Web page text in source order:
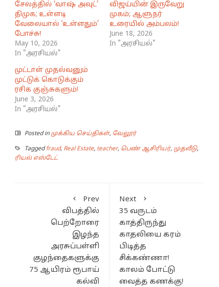
சேலத்தில் ‘வாஷ் அவுட்’
திமுக; உள்ளடி
வேலையால் ‘உள்ளதும்’
போச்சு!
May 10, 2026
In "அரசியல்"
விஜய்யின் இருவேறு
முகம்; ஆளுநர்
உரையில் அம்பலம்!
June 18, 2026
In "அரசியல்"
முட்டாள் முதல்வனும்
முட்டுக் கொடுக்கும்
ரசிக குஞ்சுகளும்!
June 3, 2026
In "அரசியல்"
Posted in முக்கிய செய்திகள், வேலூர்
Taggedfraud, Real Estate, teacher, பெண் ஆசிரியர், முதலீடு,
ரியல் எஸ்டேட்
Prev
விபத்தில்
பெற்றோரை
இழந்த
அரசுப்பள்ளி
குழந்தைகளுக்கு
75 ஆயிரம் ரூபாய்
கல்வி
Next
35 வருடம்
காத்திருந்து
காதலியை கரம்
பிடித்த
சிக்கண்ணா!
காலம் போட்டு
வைத்த கணக்கு!